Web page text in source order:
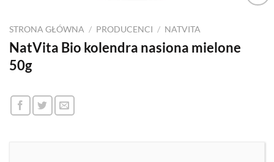
STRONA GŁÓWNA / PRODUCENCI / NATVITA
NatVita Bio kolendra nasiona mielone
50g